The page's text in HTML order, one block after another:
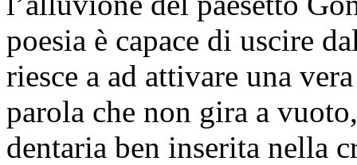
poesia è capace di uscire
riesce a ad attivare una
parola che non gira a
dentaria ben inserita nella